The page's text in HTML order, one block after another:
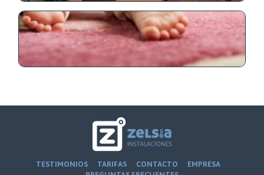
TESTIMONIOS TARIFAS CONTACTO
EMPRESA